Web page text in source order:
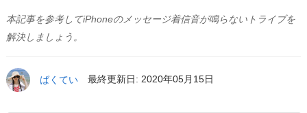
便利ツール
ストア
本記事を参考してiPhoneのメッセージ着信音が鳴らないトライブを
解決しましょう。
ばくてい 最終更新日: 2020年05月15日